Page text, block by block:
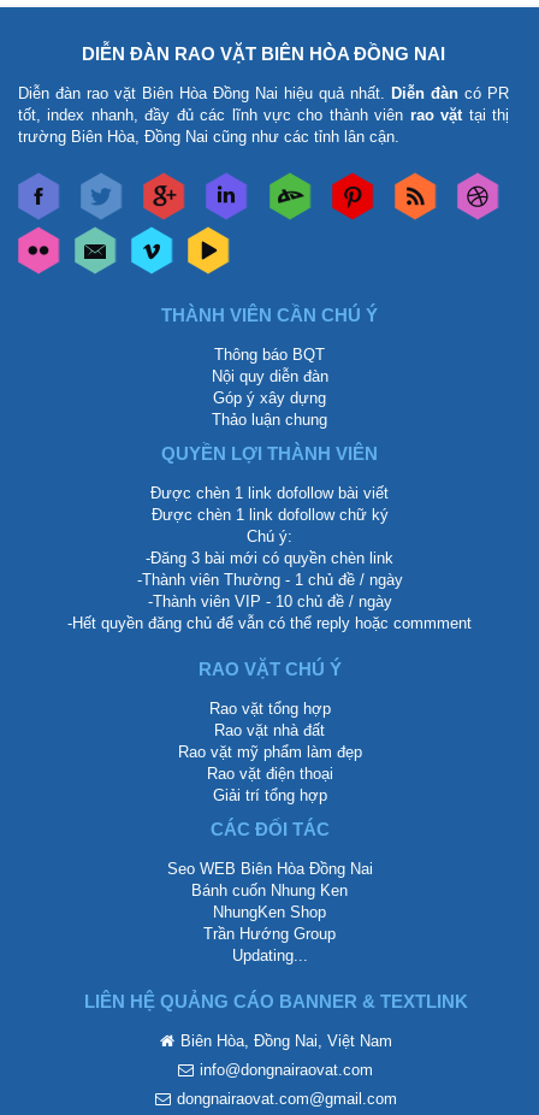
DIỄN ĐÀN RAO VẶT BIÊN HÒA ĐỒNG NAI
Diễn đàn rao vặt Biên Hòa Đồng Nai hiệu quả nhất. Diễn đàn có PR
tốt, index nhanh, đầy đủ các lĩnh vực cho thành viên rao vặttại thị
trường Biên Hòa, Đồng Nai cũng như các tỉnh lân cận.
THÀNH VIÊN CẦN CHÚ Ý
Thông báo BQT
Nội quy diễn đàn
Góp ý xây dựng
Thảo luận chung
QUYỀN LỢI THÀNH VIÊN
Được chèn 1 link dofollow bài viết
Được chèn 1 link dofollow chữ ký
Chú ý:
-Đăng 3 bài mới có quyền chèn link
-Thành viên Thường - 1 chủ đề / ngày
-Thành viên VIP - 10 chủ đề / ngày
-Hết quyền đăng chủ để vẫn có thể reply hoặc commment
RAO VẶT CHÚ Ý
Rao vặt tổng hợp
Rao vặt nhà đất
Rao vặt mỹ phẩm làm đẹp
Rao vặt điện thoại
Giải trí tổng hợp
CÁC ĐỐI TÁC
Seo WEB Biên Hòa Đồng Nai
Bánh cuốn Nhung Ken
NhungKen Shop
Trần Hướng Group
Updating...
LIÊN HỆ QUẢNG CÁO BANNER & TEXTLINK
Biên Hòa, Đồng Nai, Việt Nam
info@dongnairaovat.com
dongnairaovat.com@gmail.com